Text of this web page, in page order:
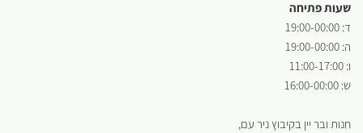
שעות פתיחה
ד: 19:00-00:00
ה: 19:00-00:00
ו: 11:00-17:00
ש: 16:00-00:00
חנות ובר יין בקיבוץ ניר עם,